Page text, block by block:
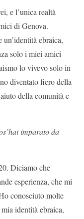
e l’unica realtà
di Genova.
ebraica,
solo i miei amici
lo vivevo solo in
diventato fiero della
della comunità e
imparato da
Diciamo che
esperienza, che mi
conosciuto molte
identità ebraica,